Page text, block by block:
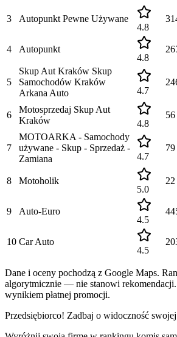
3
Autopunkt Pewne Używane
4.8
4
Autopunkt
4.8
5
Skup Aut Kraków Skup
Samochodów Kraków
Arkana Auto
4.7
6
Motosprzedaj Skup Aut
Kraków
4.8
56
7
MOTOARKA - Samochody
używane - Skup - Sprzedaż -
Zamiana
4.7
79
8
Motoholik
5.0
22
9
Auto-Euro
4.5
10 Car Auto
4.5
Dane i oceny pochodzą z Google Maps.
algorytmicznie — nie stanowi
wynikiem płatnej promocji.
Przedsiębiorco! Zadbaj o widoczność